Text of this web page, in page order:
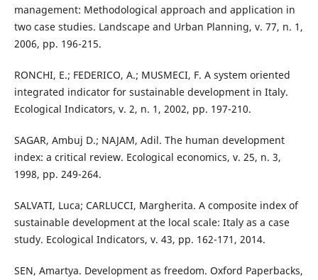
management: Methodological approach and application in
two case studies. Landscape and Urban Planning, v. 77, n. 1,
2006, pp. 196-215.
RONCHI, E.; FEDERICO, A.; MUSMECI, F. A system oriented
integrated indicator for sustainable development in Italy.
Ecological Indicators, v. 2, n. 1, 2002, pp. 197-210.
SAGAR, Ambuj D.; NAJAM, Adil. The human development
index: a critical review. Ecological economics, v. 25, n. 3,
1998, pp. 249-264.
SALVATI, Luca; CARLUCCI, Margherita. A composite index of
sustainable development at the local scale: Italy as a case
study. Ecological Indicators, v. 43, pp. 162-171, 2014.
SEN, Amartya. Development as freedom. Oxford Paperbacks,